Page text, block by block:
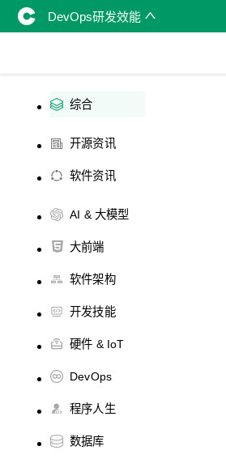
DevOps研发效能
综合
开源资讯
软件资讯
AI & 大模型
大前端
软件架构
开发技能
硬件 & IoT
DevOps
程序人生
数据库